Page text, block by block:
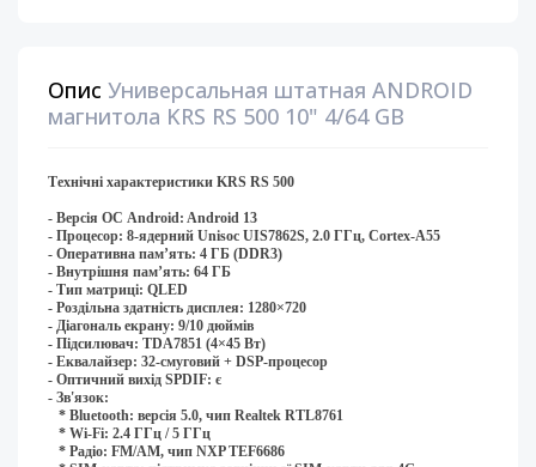
Опис Универсальная штатная ANDROID
магнитола KRS RS 500 10" 4/64 GB
Технічні характеристики KRS RS 500
- Версія ОС Android: Android 13 ​
- Процесор: 8-ядерний Unisoc UIS7862S, 2.0 ГГц, Cortex-A55
- Оперативна памʼять: 4 ГБ (DDR3)
- Внутрішня памʼять: 64 ГБ ​
- Тип матриці: QLED ​
- Роздільна здатність дисплея: 1280×720
- Діагональ екрану: 9/10 дюймів ​
- Підсилювач: TDA7851 (4×45 Вт) ​
- Еквалайзер: 32-смуговий + DSP-процесор
- Оптичний вихід SPDIF: є
- Зв'язок:
* Bluetooth: версія 5.0, чип Realtek RTL8761
* Wi-Fi: 2.4 ГГц / 5 ГГц
* Радіо: FM/AM, чип NXP TEF6686